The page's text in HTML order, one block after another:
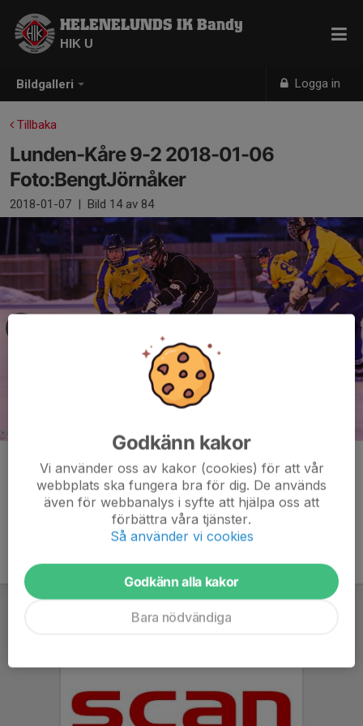
Bildgalleri Logga in
HELENELUNDS IK Bandy
HIK U
Tillbaka
Lunden-Kåre 9-2 2018-01-06
Foto:BengtJörnåker
2018-01-07 | Bild 14av 84
Kommentarer
Godkänn kakor
Vi använder oss av kakor (cookies) för att vår
webbplats ska fungera bra för dig. De används
även för webbanalys i syfte att hjälpa oss att
förbättra våra tjänster.
Så använder vi cookies
Godkänn alla kakor
Bara nödvändiga